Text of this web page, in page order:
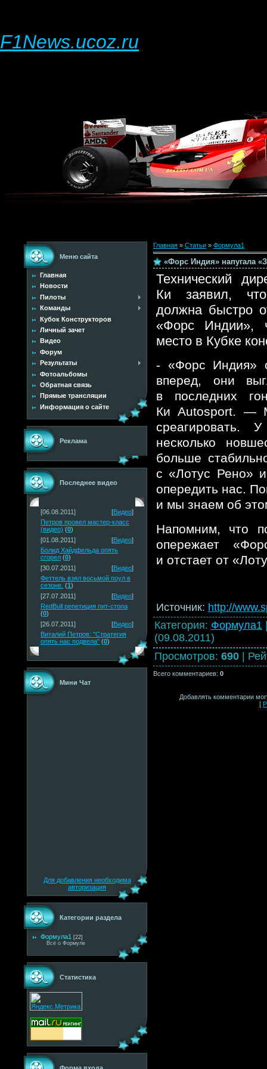
F1News.ucoz.ru
Меню сайта
Главная
Новости
Пилоты
Команды
Кубок Конструкторов
Личный зачет
Видео
Форум
Результаты
Фотоальбомы
Обратная связь
Прямые трансляции
Информация о сайте
Реклама
Последнее видео
[06.08.2011] [Видео]
Петров провел мастер-класс
(видео) (0)
[01.08.2011]
[Видео]
Болид Хайдфельда опять
сгорел (0)
[30.07.2011]
[Видео]
Феттель взял восьмой поул в
сезоне. (1)
[27.07.2011]
[Видео]
RedBull репетиция пит-стопа
(0)
[26.07.2011]
[Видео]
Виталий Петров: "Стратегия
опять нас подвела" (0)
Мини Чат
Для добавления необходима
авторизация
Категории раздела
Формула1 [22]
Всё о Формуле
Статистика
Главная » Статьи » Формула1
«Форс Индия» напугала
Технический
Ки заявил,
должна быстро
«Форс Индии»,
место в Кубке
- «Форс Индия»
вперед, они
в последних
Ки Autosport. —
несколько
больше
с «Лотус Рено»
опередить нас.
и мы знаем об
Напомним, что
опережает
и отстает от
Источник: http://
Категория: Формула1
(09.08.2011)
Просмотров: 690 |
Всего комментариев: 0
Добавлять комментарии
[